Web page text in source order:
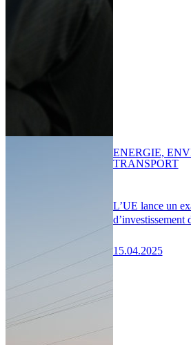
L’UE lance un
d’investissement
15.04.2025
ENERGIE,
TRANSPORT